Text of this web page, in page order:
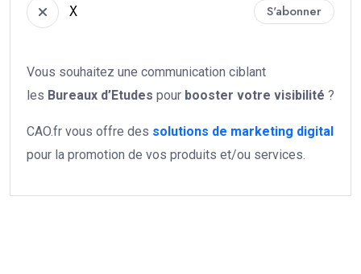
X S'abonner
Vous souhaitez une communication ciblant
les Bureaux d’Etudes pour booster votre visibilité ?
CAO.fr vous offre des solutions de marketing digital
pour la promotion de vos produits et/ou services.